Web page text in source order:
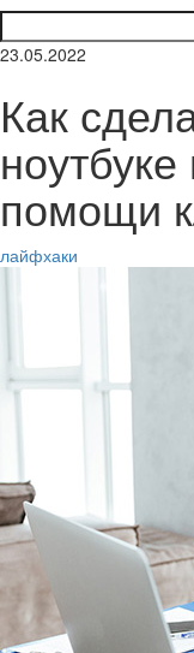
23.05.2022
Как
помощи
лайфхаки